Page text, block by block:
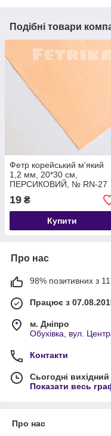
Подібні товари
Фетр корейський м'який
1,2 мм, 20*30 см,
ПЕРСИКОВИЙ, № RN-27
19 ₴
Купити
Про нас
98% позитивних з
Працює з
м. Дніпро
Обухівка, вул.
Контакти
Сьогодні вихідний
Показати весь
Про нас